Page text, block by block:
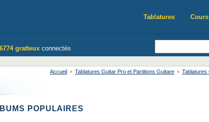
Tablatures
6774 gratteux connectés
Accueil Tablatures Guitar Pro et Partitions Guitare Tablatures
POPULAIRES